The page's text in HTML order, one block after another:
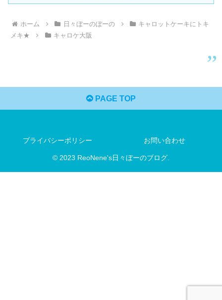
ホーム 日々ぼーのぼーの
キャロットケーキにトキ
メキ★
キャロケ大阪
PAGE TOP
プライバシーポリシー お問い合わせ
© 2023 ReoNene's日々ぼーのブログ.